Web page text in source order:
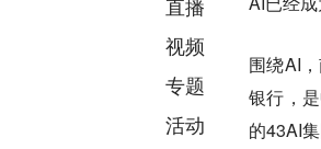
推荐
财经
项目推荐
安徽
视频
专题
活动
围绕AI
银行，
的43AI